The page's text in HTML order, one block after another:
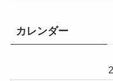
ー
カレンダー